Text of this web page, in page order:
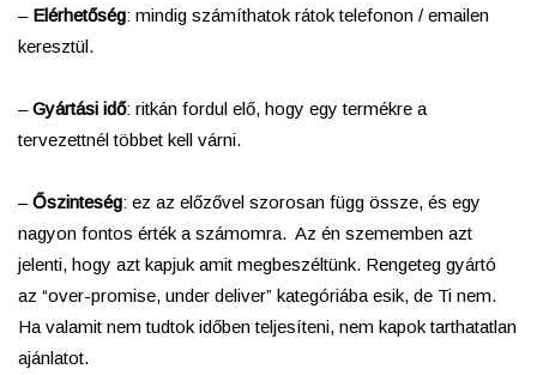
– Elérhetőség: mindig számíthatok rátok telefonon / emailen
keresztül.
–Gyártási idő: ritkán fordul elő, hogy egy termékre a
tervezettnél többet kell várni.
–Őszinteség: ez az előzővel szorosan függ össze, és egy
nagyon fontos érték a számomra. Az én szememben azt
jelenti, hogy azt kapjuk amit megbeszéltünk. Rengeteg gyártó
az “over-promise, under deliver” kategóriába esik, de Ti nem.
Ha valamit nem tudtok időben teljesíteni, nem kapok tarthatatlan
ajánlatot.